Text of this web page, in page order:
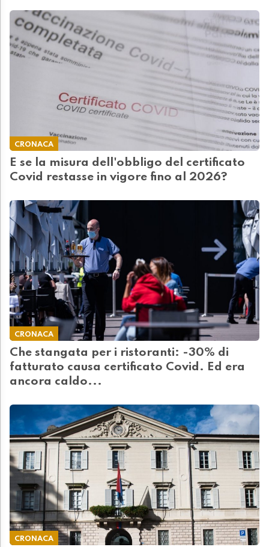
CRONACA
E se la misura dell'obbligo del certificato
Covid restasse in vigore fino al 2026?
CRONACA
Che stangata per i ristoranti: -30% di
fatturato causa certificato Covid. Ed era
ancora caldo...
CRONACA